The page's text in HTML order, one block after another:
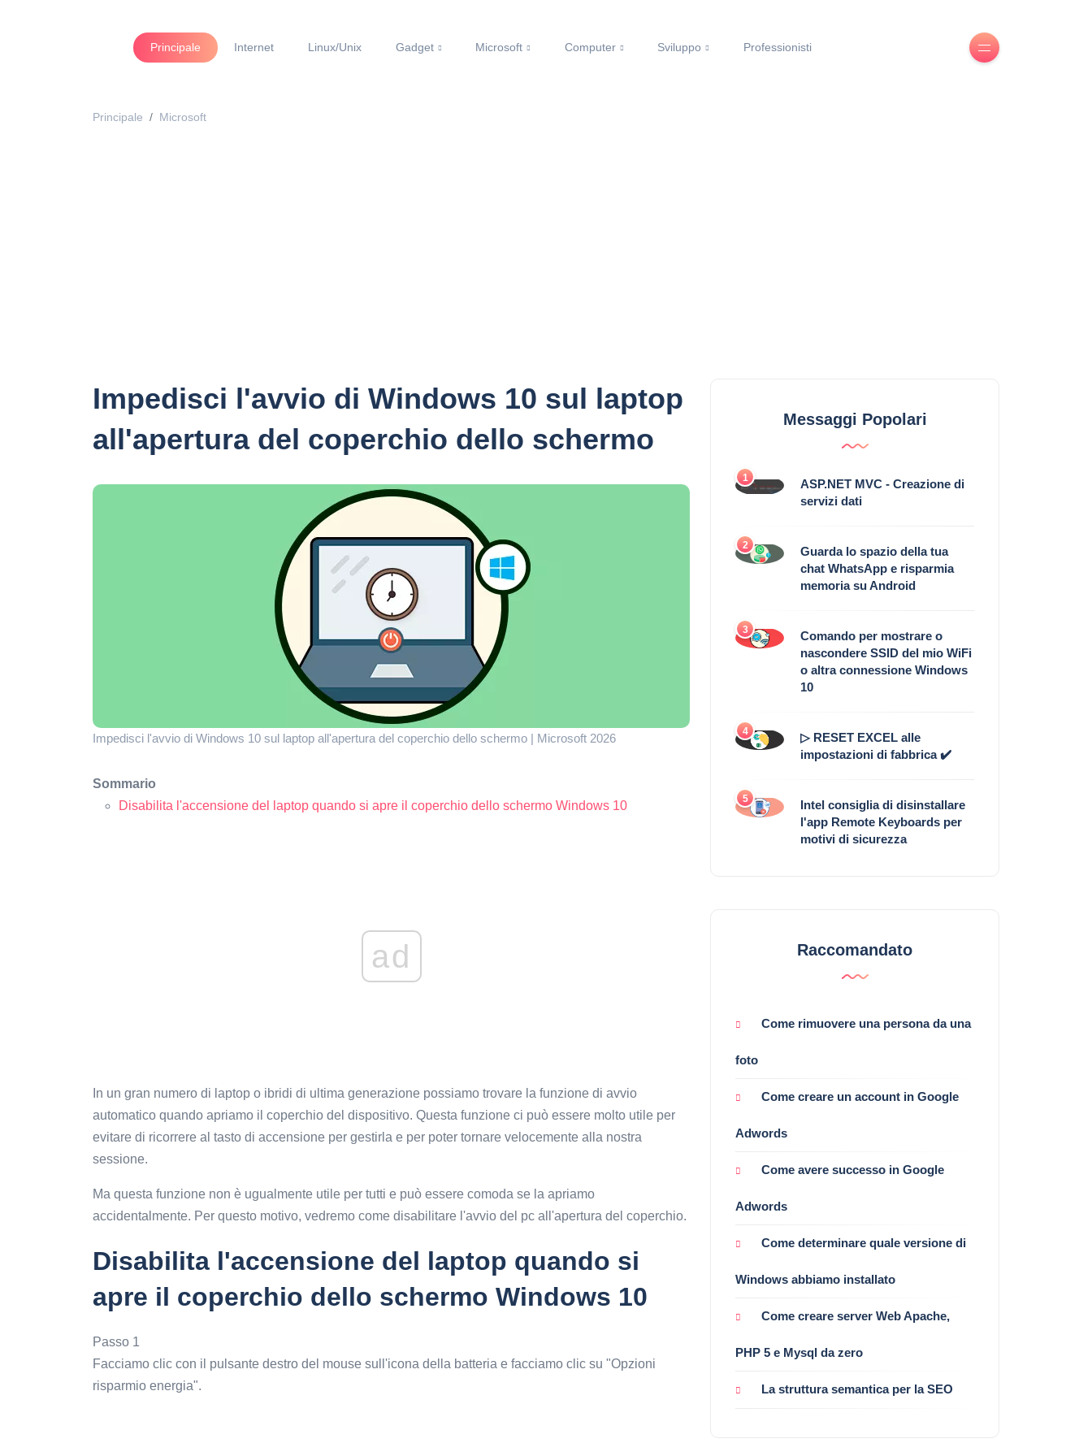
Principale Internet Linux/Unix Gadget Microsoft Computer Sviluppo Professionisti
Principale Microsoft
Impedisci l'avvio di Windows 10 sul laptop
all'apertura del coperchio dello schermo
Impedisci l'avvio di Windows 10 sul laptop all'apertura del coperchio dello schermo | Microsoft 2026
Sommario
Disabilita l'accensione del laptop quando si apre il coperchio dello schermo Windows 10
ad
In un gran numero di laptop o ibridi di ultima generazione possiamo trovare la funzione di avvio
automatico quando apriamo il coperchio del dispositivo. Questa funzione ci può essere molto utile per
evitare di ricorrere al tasto di accensione per gestirla e per poter tornare velocemente alla nostra
sessione.
Ma questa funzione non è ugualmente utile per tutti e può essere comoda se la apriamo
accidentalmente. Per questo motivo, vedremo come disabilitare l'avvio del pc all'apertura del coperchio.
Disabilita l'accensione del laptop quando si
apre il coperchio dello schermo Windows 10
Passo 1
Facciamo clic con il pulsante destro del mouse sull'icona della batteria e facciamo clic su "Opzioni
risparmio energia".
Messaggi Popolari
1
ASP.NET MVC - Creazione di
servizi dati
2
Guarda lo spazio della tua
chat WhatsApp e risparmia
memoria su Android
3
Comando per mostrare o
nascondere SSID del mio WiFi
o altra connessione Windows
10
4
▷ RESET EXCEL alle
impostazioni di fabbrica ✔️
5
Intel consiglia di disinstallare
l'app Remote Keyboards per
motivi di sicurezza
Raccomandato
Come rimuovere una persona da una
foto
Come creare un account in Google
Adwords
Come avere successo in Google
Adwords
Come determinare quale versione di
Windows abbiamo installato
Come creare server Web Apache,
PHP 5 e Mysql da zero
La struttura semantica per la SEO